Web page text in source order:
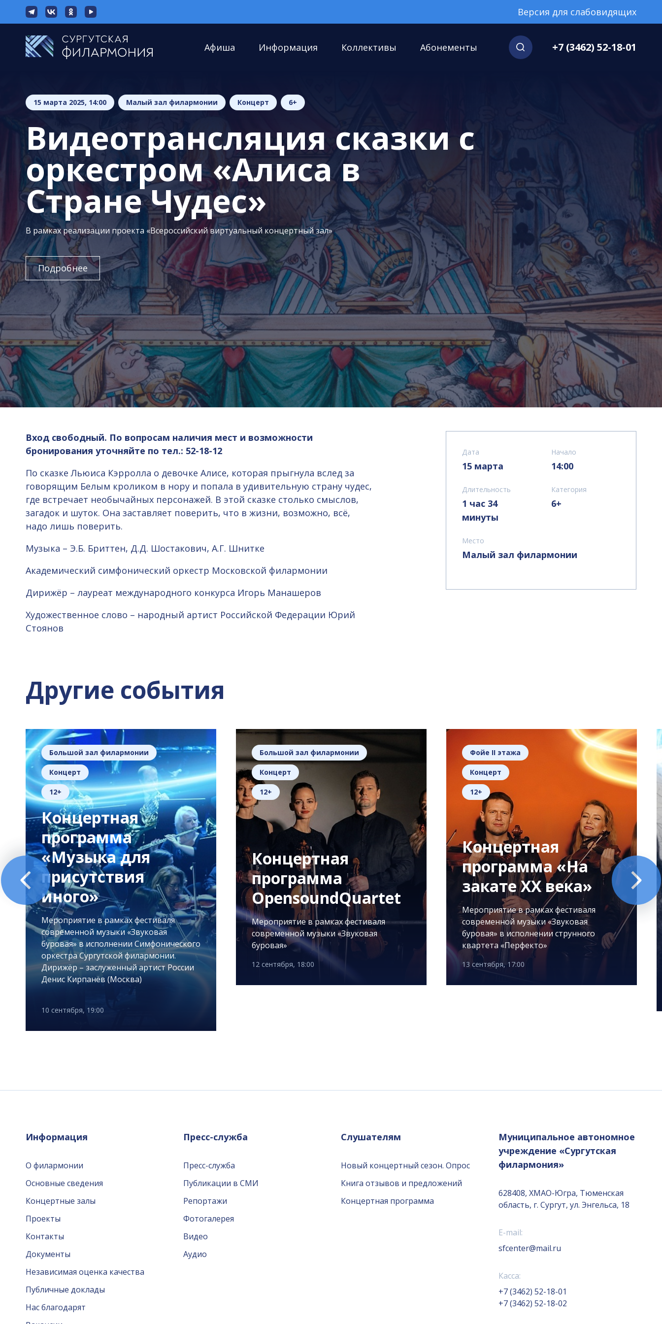
Версия для слабовидящих
Афиша Информация Коллективы Абонементы +7 (3462) 52-18-01
15 марта 2025, 14:00 Малый зал филармонии Концерт 6+
Видеотрансляция сказки с
оркестром «Алиса в
Стране Чудес»
В рамках реализации проекта «Всероссийский виртуальный концертный зал»
Подробнее
Вход свободный. По вопросам наличия мест и возможности
бронирования уточняйте по тел.: 52-18-12
По сказке Льюиса Кэрролла о девочке Алисе, которая прыгнула вслед за
говорящим Белым кроликом в нору и попала в удивительную страну чудес,
где встречает необычайных персонажей. В этой сказке столько смыслов,
загадок и шуток. Она заставляет поверить, что в жизни, возможно, всё,
надо лишь поверить.
Музыка – Э.Б. Бриттен, Д.Д. Шостакович, А.Г. Шнитке
Академический симфонический оркестр Московской филармонии
Дирижёр – лауреат международного конкурса Игорь Манашеров
Художественное слово – народный артист Российской Федерации Юрий
Стоянов
Дата
15 марта
Начало
14:00
Длительность
1 час 34
минуты
Категория
6+
Место
Малый зал филармонии
Другие события
Большой зал филармонии
Концерт
12+
Концертная
программа
«Музыка для
присутствия
иного»
Мероприятие в рамках фестиваля
современной музыки «Звуковая
буровая» в исполнении Симфонического
оркестра Сургутской филармонии.
Дирижёр – заслуженный артист России
Денис Кирпанёв (Москва)
10 сентября, 19:00
Большой зал филармонии
Концерт
12+
Концертная
программа
OpensoundQuartet
Мероприятие в рамках фестиваля
современной музыки «Звуковая
буровая»
12 сентября, 18:00
Фойе II этажа
Концерт
12+
Концертная
программа «На
закате XX века»
Мероприятие в рамках фестиваля
современной музыки «Звуковая
буровая» в исполнении струнного
квартета «Перфекто»
13 сентября, 17:00
Информация
О филармонии
Основные сведения
Концертные залы
Проекты
Контакты
Документы
Независимая оценка качества
Публичные доклады
Нас благодарят
Пресс-служба
Пресс-служба
Публикации в СМИ
Репортажи
Фотогалерея
Видео
Аудио
Слушателям
Новый концертный сезон. Опрос
Книга отзывов и предложений
Концертная программа
Муниципальное автономное
учреждение «Сургутская
филармония»
628408, ХМАО-Югра, Тюменская
область, г. Сургут, ул. Энгельса, 18
E-mail:
sfcenter@mail.ru
Касса:
+7 (3462) 52-18-01
+7 (3462) 52-18-02